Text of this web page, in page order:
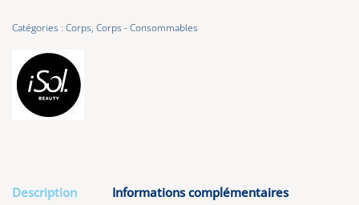
Catégories : Corps, Corps - Consommables
Description Informations complémentaires